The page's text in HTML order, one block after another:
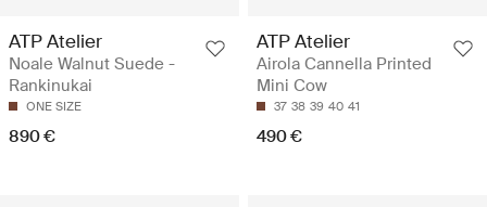
ATP Atelier
Noale Walnut Suede -
Rankinukai
ONE SIZE
890 €
ATP Atelier
Airola Cannella Printed
Mini Cow
37 38 39 40 41
490 €